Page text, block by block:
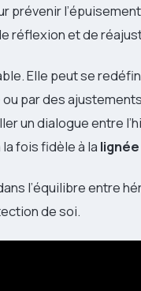
prévenir
réflexion et de
Elle peut se
par des
un dialogue entre
fois fidèle à la lignée
l’équilibre entre
de soi.